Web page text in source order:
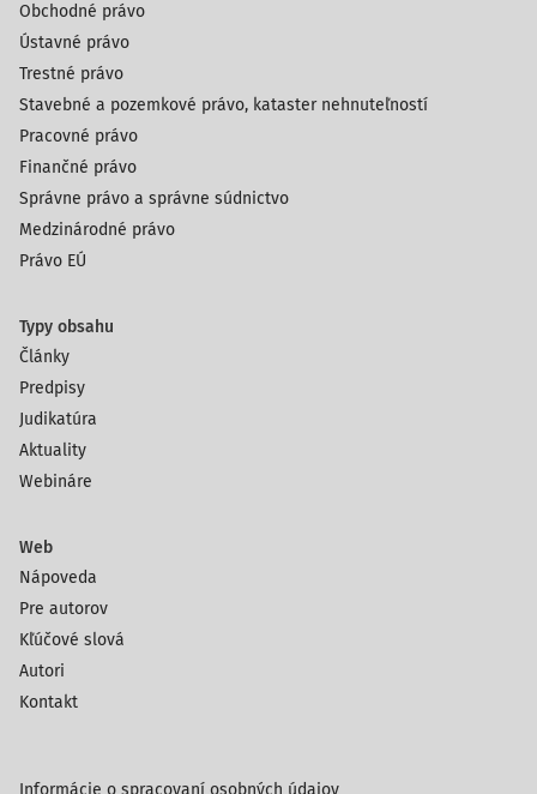
Obchodné právo
Ústavné právo
Trestné právo
Stavebné a pozemkové právo, kataster nehnuteľností
Pracovné právo
Finančné právo
Správne právo a správne súdnictvo
Medzinárodné právo
Právo EÚ
Typy obsahu
Články
Predpisy
Judikatúra
Aktuality
Webináre
Web
Nápoveda
Pre autorov
Kľúčové slová
Autori
Kontakt
Informácie o spracovaní osobných údajov